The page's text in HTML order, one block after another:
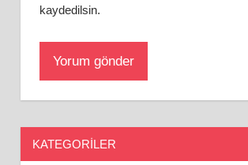
kaydedilsin.
KATEGORILER